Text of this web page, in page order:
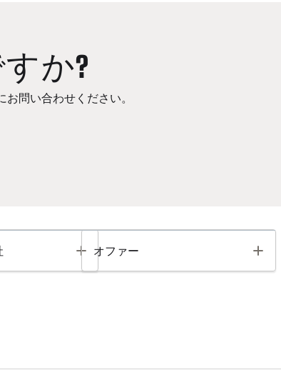
か?
問い合わせください。
Toggle
オファー